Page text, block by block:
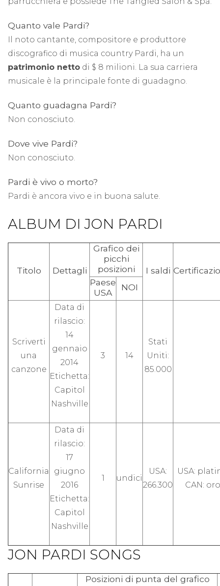
Quanto vale Pardi?
Il noto cantante, compositore e produttore
discografico di musica country Pardi, ha un
patrimonio netto di $ 8 milioni. La sua carriera
musicale è la principale fonte di guadagno.
Quanto guadagna Pardi?
Non conosciuto.
Dove vive Pardi?
Non conosciuto.
Pardi è vivo o morto?
Pardi è ancora vivo e in buona salute.
ALBUM DI JON PARDI
Titolo Dettagli
Grafico dei
picchi
posizioni
I saldi
Paese
USA
NOI
Scriverti
una
canzone
Data di
rilascio:
14
gennaio
2014
Etichetta:
Capitol
Nashville
3 14
Stati
Uniti:
85.000
California
Sunrise
Data di
rilascio:
17
giugno
2016
Etichetta:
Capitol
Nashville
1 undici
USA:
266.300
USA:
CAN: oro
JON PARDI SONGS
Posizioni di punta del grafico